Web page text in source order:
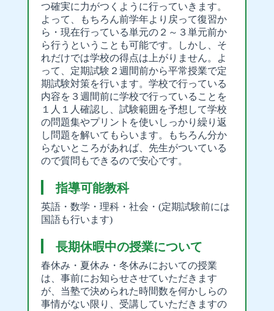
つ確実に力がつくように行っていきます。
よって、もちろん前学年より戻って復習か
ら・現在行っている単元の２～３単元前か
ら行うということも可能です。しかし、そ
れだけでは学校の得点は上がりません。よ
って、定期試験２週間前から平常授業で定
期試験対策を行います。学校で行っている
内容を３週間前に学校で行っていることを
１人１人確認し、試験範囲を予想して学校
の問題集やプリントを使いしっかり繰り返
し問題を解いてもらいます。もちろん分か
らないところがあれば、先生がついている
ので質問もできるので安心です。
指導可能教科
英語・数学・理科・社会・(定期試験前には
国語も行います)
長期休暇中の授業について
春休み・夏休み・冬休みにおいての授業
は、事前にお知らせさせていただきます
が、当塾で決められた時間数を何かしらの
事情がない限り、受講していただきますの